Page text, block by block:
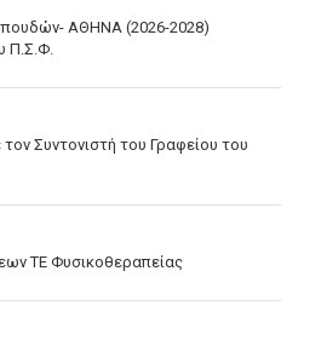
ΑΘΗΝΑ (2026-2028)
Π.Σ.Φ.
Συντονιστή του Γραφείου του
ΤΕ Φυσικοθεραπείας